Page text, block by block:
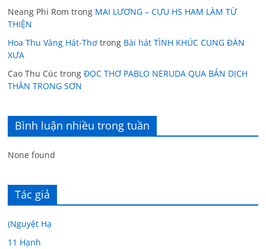
Neang Phi Rom trong MAI LƯƠNG – CỰU HS HAM LÀM TỪ
THIỆN
Hoa Thu Vàng Hát-Thơ trong Bài hát TÌNH KHÚC CUNG ĐÀN
XƯA
Cao Thu Cúc trongĐỌC THƠ PABLO NERUDA QUA BẢN DỊCH
THÂN TRONG SƠN
Bình luận nhiều trong tuần
None found
Tác giả
(Nguyệt Hạ
11 Hạnh